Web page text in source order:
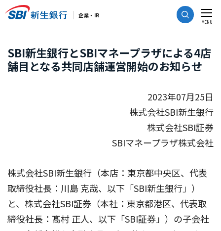
CLOSE
MENU
SBI新生銀行とSBIマネープラザによる4店
舗目となる共同店舗運営開始のお知らせ
2023年07月25日
株式会社SBI新生銀行
株式会社SBI証券
SBIマネープラザ株式会社
株式会社SBI新生銀行（本店：東京都中央区、代表
取締役社長：川島 克哉、以下「SBI新生銀行」）
と、株式会社SBI証券（本社：東京都港区、代表取
締役社長：髙村 正人、以下「SBI証券」）の子会社
企業・IR